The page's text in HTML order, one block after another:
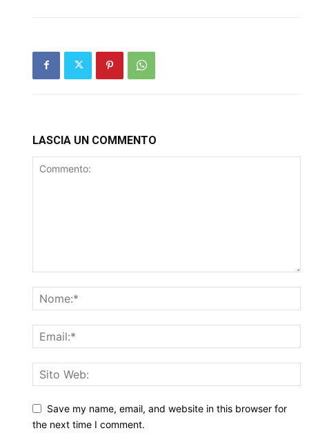
LASCIA UN COMMENTO
Save my name, email, and website in this browser for
the next time I comment.